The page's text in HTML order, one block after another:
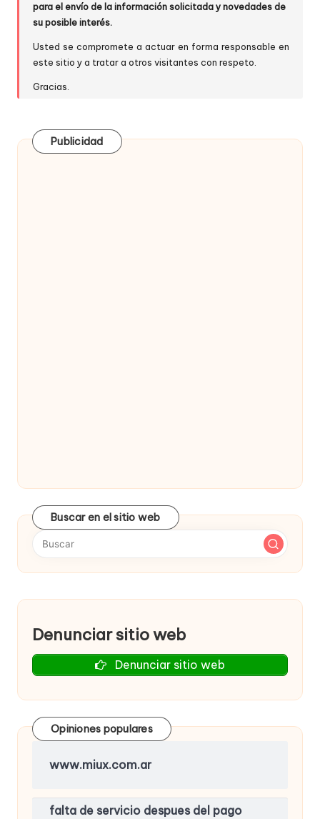
para el envío de la información solicitada y novedades de
su posible interés.
Usted se compromete a actuar en forma responsable en
este sitio y a tratar a otros visitantes con respeto.
Gracias.
Publicidad
Buscar en el sitio web
Denunciar sitio web
Denunciar sitio web
Opiniones populares
www.miux.com.ar
falta de servicio despues del pago